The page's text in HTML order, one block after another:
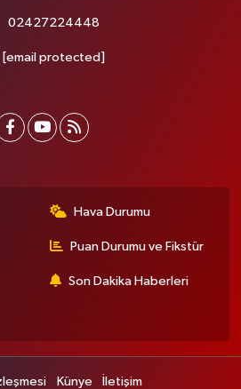
02427224448
[email protected]
Hava Durumu
Puan Durumu ve Fikstür
Son Dakika Haberleri
Künye İletişim